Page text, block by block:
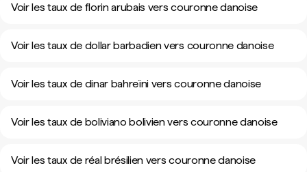
Voir les taux de florin arubais vers couronne danoise
Voir les taux de dollar barbadien vers couronne danoise
Voir les taux de dinar bahreïni vers couronne danoise
Voir les taux de boliviano bolivien vers couronne danoise
Voir les taux de réal brésilien vers couronne danoise